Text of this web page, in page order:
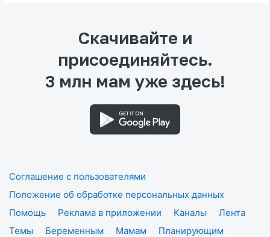
Скачивайте и
присоединяйтесь.
3 млн мам уже здесь!
Соглашение с пользователями
Положение об обработке персональных данных
Помощь
Реклама в приложении Каналы
Лента
Темы
Беременным Мамам
Планирующим